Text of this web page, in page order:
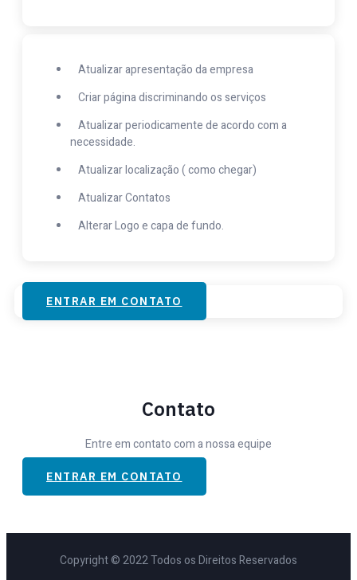
Atualizar apresentação da empresa
Criar página discriminando os serviços
Atualizar periodicamente de acordo com a
necessidade.
Atualizar localização ( como chegar)
Atualizar Contatos
Alterar Logo e capa de fundo.
ENTRAR EM CONTATO
Contato
Entre em contato com a nossa equipe
ENTRAR EM CONTATO
Copyright © 2022 Todos os Direitos Reservados